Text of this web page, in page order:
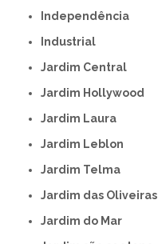
Independência
Industrial
Jardim Central
Jardim Hollywood
Jardim Laura
Jardim Leblon
Jardim Telma
Jardim das Oliveiras
Jardim do Mar